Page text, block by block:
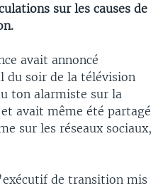
sur les causes de
avait annoncé
soir de la télévision
ton alarmiste sur la
avait même été partagé
sur les réseaux sociaux,
de transition mis